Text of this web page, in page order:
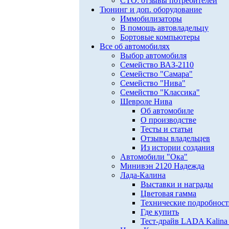
Тюнинг и доп. оборудование
Иммобилизаторы
В помощь автовладельцу
Бортовые компьютеры
Все об автомобилях
Выбор автомобиля
Семейство ВАЗ-2110
Семейство "Самара"
Семейство "Нива"
Семейство "Классика"
Шевроле Нива
Об автомобиле
О производстве
Тесты и статьи
Отзывы владельцев
Из истории создания
Автомобили "Ока"
Минивэн 2120 Надежда
Лада-Калина
Выставки и награды
Цветовая гамма
Технические
Где купить
Тест-драйв LADA Kalina